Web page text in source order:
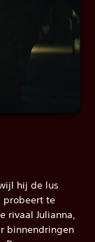
hij de lus
probeert te
rivaal Julianna,
binnendringen